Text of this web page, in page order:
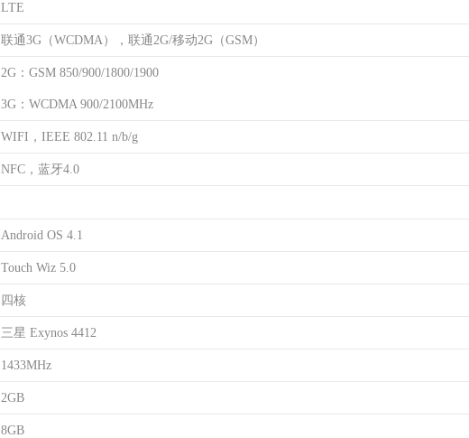
LTE
联通3G（WCDMA），联通2G/移动2G（GSM）
2G：GSM 850/900/1800/1900
3G：WCDMA 900/2100MHz
WIFI，IEEE 802.11 n/b/g
NFC，蓝牙4.0
Android OS 4.1
Touch Wiz 5.0
四核
三星 Exynos 4412
1433MHz
2GB
8GB